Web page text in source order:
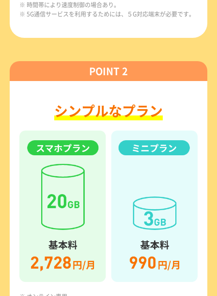
※ 時間帯により速度制御の場合あり。
※ 5G通信サービスを利用するためには、５G対応端末が必要です。
POINT 2
シンプルなプラン